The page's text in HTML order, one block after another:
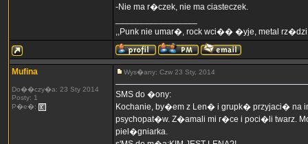
-Nie ma r�czek, nie ma ciasteczek.
,,Punk nie umar�, rock wci�� �yje, metal
Mufina
Do��czy�a: 23 Sty 2014
Posty: 1
P�e�:
Wys�any: Czw 23 Sty, 2014
SMS do �ony:
Kochanie, by�em z Len� i grupk� przyjaci� na
psychopat�w. Z�amali mi r�ce i poci�li twarz.
piel�gniarka.